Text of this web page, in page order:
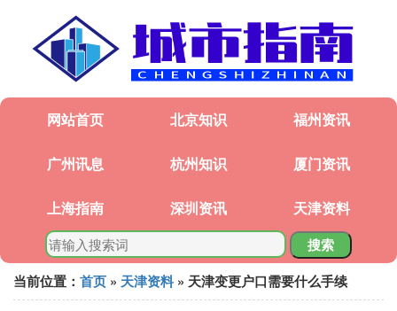
网站首页 北京知识 福州资讯
广州讯息 杭州知识 厦门资讯
上海指南 深圳资讯 天津资料
搜索
当前位置： 首页 » 天津资料 » 天津变更户口需要什么手续